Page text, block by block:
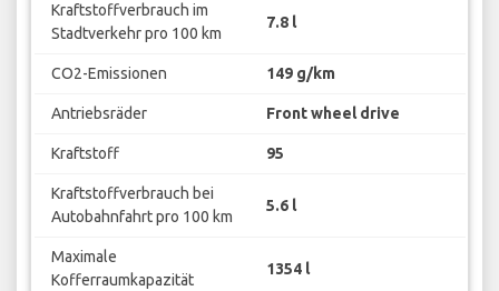
Kraftstoffverbrauch im
Stadtverkehr pro 100 km
7.8 l
CO2-Emissionen 149 g/km
Antriebsräder Front wheel drive
Kraftstoff 95
Kraftstoffverbrauch bei
Autobahnfahrt pro 100 km
5.6 l
Maximale
Kofferraumkapazität
1354 l